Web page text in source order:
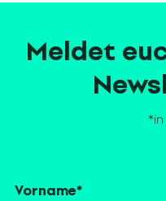
Meldet
Vorname*